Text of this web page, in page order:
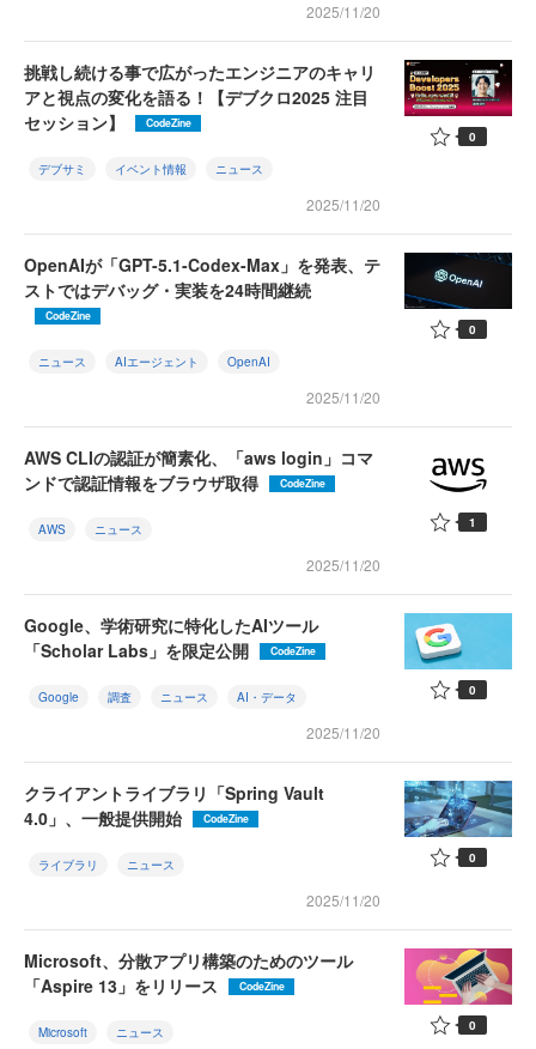
2025/11/20
挑戦し続ける事で広がったエンジニアのキャリ
アと視点の変化を語る！【デブクロ2025 注目
セッション】
CodeZine
デブサミ イベント情報 ニュース
2025/11/20
0
OpenAIが「GPT-5.1-Codex-Max」を発表、テ
ストではデバッグ・実装を24時間継続
CodeZine
ニュース AIエージェント OpenAI
2025/11/20
0
AWS CLIの認証が簡素化、「aws login」コマ
ンドで認証情報をブラウザ取得
CodeZine
AWS ニュース
2025/11/20
1
Google、学術研究に特化したAIツール
「Scholar Labs」を限定公開
CodeZine
Google 調査 ニュース AI・データ
2025/11/20
0
クライアントライブラリ「Spring Vault
4.0」、一般提供開始
CodeZine
ライブラリ ニュース
2025/11/20
0
Microsoft、分散アプリ構築のためのツール
「Aspire 13」をリリース
CodeZine
Microsoft ニュース 0